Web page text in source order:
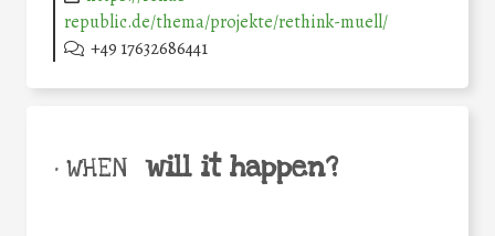
republic.de/thema/projekte/rethink-muell/
+49 17632686441
• WHEN will it happen?